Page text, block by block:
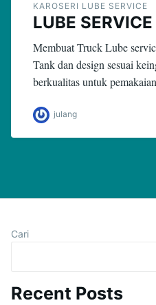
KAROSERI LUBE SERVICE
LUBE SERVICE
Membuat Truck Lube
Tank dan design sesuai
berkualitas untuk
julang
Cari
Recent Posts